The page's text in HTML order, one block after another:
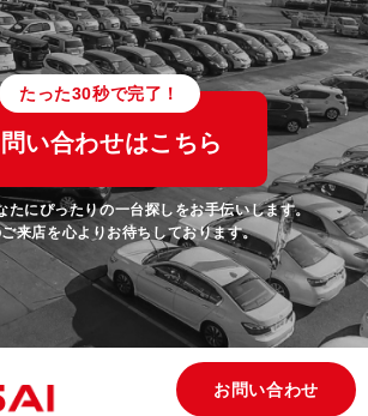
たった30秒で完了！
い合わせはこちら
たにぴったりの一台探しをお手伝いします。
来店を心よりお待ちしております。
お問い合わせ